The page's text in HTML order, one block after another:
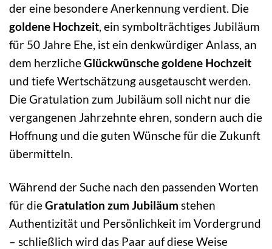
der eine besondere Anerkennung verdient. Die
goldene Hochzeit, ein symbolträchtiges Jubiläum
für 50 Jahre Ehe, ist ein denkwürdiger Anlass, an
dem herzlicheGlückwünsche goldene Hochzeit
und tiefe Wertschätzung ausgetauscht werden.
Die Gratulation zum Jubiläum soll nicht nur die
vergangenen Jahrzehnte ehren, sondern auch die
Hoffnung und die guten Wünsche für die Zukunft
übermitteln.
Während der Suche nach den passenden Worten
für dieGratulation zum Jubiläum stehen
Authentizität und Persönlichkeit im Vordergrund
– schließlich wird das Paar auf diese Weise